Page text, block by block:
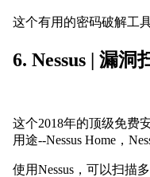
这个有用的密码破解工
6. Nessus | 漏洞
这个2018年的顶级免费
用途--Nessus Home，
使用Nessus，可以扫描